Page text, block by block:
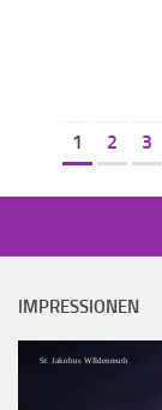
1 2 3
IMPRESSIONEN
St. Jakobus WIldenreuth